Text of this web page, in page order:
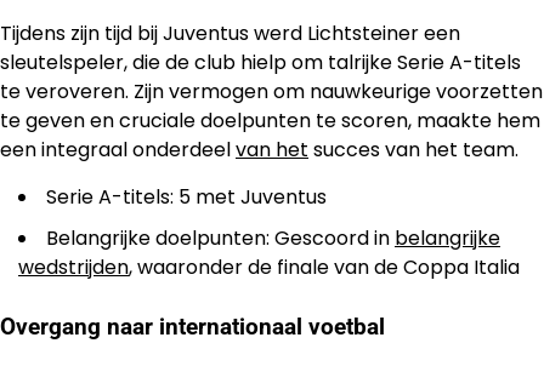
Tijdens zijn tijd bij Juventus werd Lichtsteiner een
sleutelspeler, die de club hielp om talrijke Serie A-titels
te veroveren. Zijn vermogen om nauwkeurige voorzetten
te geven en cruciale doelpunten te scoren, maakte hem
een integraal onderdeelvan het succes van het team.
Serie A-titels: 5 met Juventus
Belangrijke doelpunten: Gescoord in belangrijke
wedstrijden, waaronder de finale van de Coppa Italia
Overgang naar internationaal voetbal